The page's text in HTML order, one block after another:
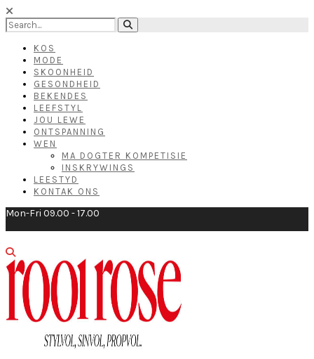
KOS
MODE
SKOONHEID
GESONDHEID
BEKENDES
LEEFSTYL
JOU LEWE
ONTSPANNING
WEN
MA DOGTER KOMPETISIE
INSKRYWINGS
LEESTYD
KONTAK ONS
Mon-Fri 09.00 - 17.00